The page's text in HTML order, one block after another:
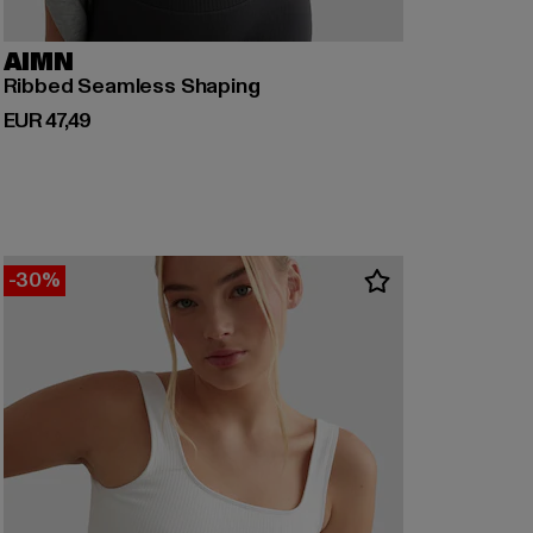
AIMN
Ribbed Seamless Shaping
EUR 47,49
Derzeitiger Preis: EUR 47,49
-30%